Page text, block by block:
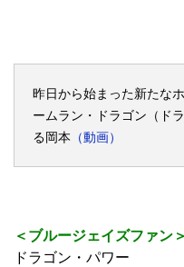
昨日から始まった新たな
ームラン・ドラゴン（ド
る岡本 （動画）
＜ブルージェイズファン＞
ドラゴン・パワー